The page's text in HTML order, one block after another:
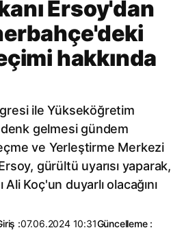
Ersoy'dan
hakkında
ile Yükseköğretim
denk gelmesi gündem
ve Yerleştirme Merkezi
gürültü uyarısı yaparak,
Koç'un duyarlı olacağını
:07.06.2024 10:31Güncelleme :